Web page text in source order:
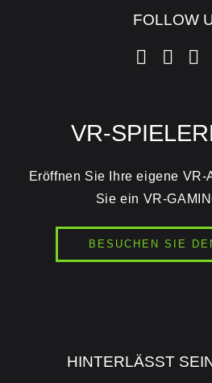
FOLLOW
VR-
Eröffnen Sie Ihre eigene
Sie ein VR-
BESUCHEN SIE
HINTERLÄSST